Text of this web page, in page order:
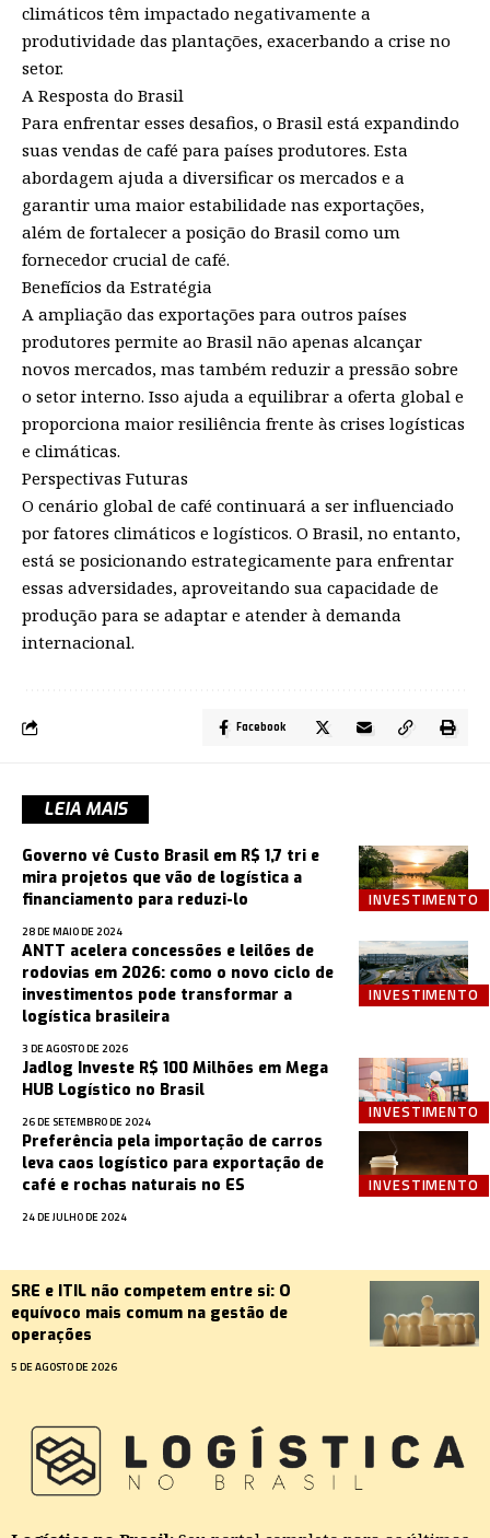
climáticos têm impactado negativamente a
produtividade das plantações, exacerbando a crise no
setor.
A Resposta do Brasil
Para enfrentar esses desafios, o Brasil está expandindo
suas vendas de café para países produtores. Esta
abordagem ajuda a diversificar os mercados e a
garantir uma maior estabilidade nas exportações,
além de fortalecer a posição do Brasil como um
fornecedor crucial de café.
Benefícios da Estratégia
A ampliação das exportações para outros países
produtores permite ao Brasil não apenas alcançar
novos mercados, mas também reduzir a pressão sobre
o setor interno. Isso ajuda a equilibrar a oferta global e
proporciona maior resiliência frente às crises logísticas
e climáticas.
Perspectivas Futuras
O cenário global de café continuará a ser influenciado
por fatores climáticos e logísticos. O Brasil, no entanto,
está se posicionando estrategicamente para enfrentar
essas adversidades, aproveitando sua capacidade de
produção para se adaptar e atender à demanda
internacional.
Facebook
LEIA MAIS
INVESTIMENTO
Governo vê Custo Brasil em R$ 1,7 tri e
mira projetos que vão de logística a
financiamento para reduzi-lo
28 DE MAIO DE 2024
INVESTIMENTO
ANTT acelera concessões e leilões de
rodovias em 2026: como o novo ciclo de
investimentos pode transformar a
logística brasileira
3 DE AGOSTO DE 2026
INVESTIMENTO
Jadlog Investe R$ 100 Milhões em Mega
HUB Logístico no Brasil
26 DE SETEMBRO DE 2024
INVESTIMENTO
Preferência pela importação de carros
leva caos logístico para exportação de
café e rochas naturais no ES
24 DE JULHO DE 2024
SRE e ITIL não competem entre si: O
equívoco mais comum na gestão de
operações
5 DE AGOSTO DE 2026